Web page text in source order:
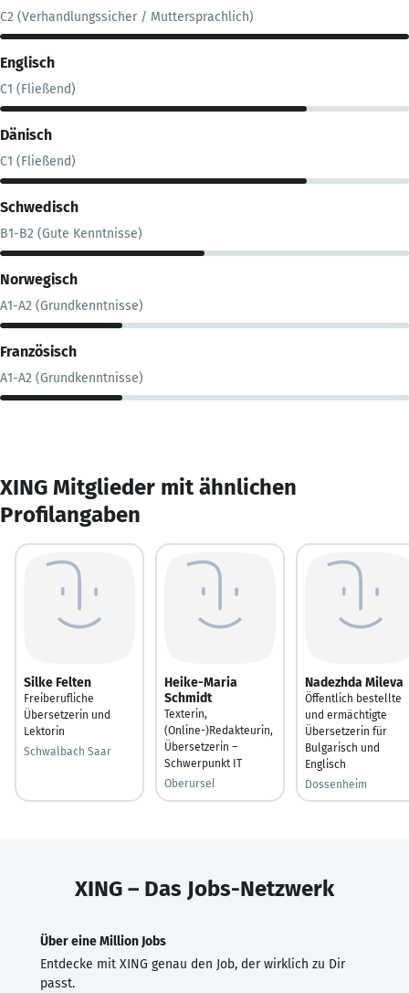
C2 (Verhandlungssicher / Muttersprachlich)
Englisch
C1 (Fließend)
Dänisch
C1 (Fließend)
Schwedisch
B1-B2 (Gute Kenntnisse)
Norwegisch
A1-A2 (Grundkenntnisse)
Französisch
A1-A2 (Grundkenntnisse)
XING Mitglieder mit ähnlichen
Profilangaben
Silke Felten
Freiberufliche
Übersetzerin und
Lektorin
Schwalbach Saar
Heike-Maria
Schmidt
Texterin,
(Online-)Redakteurin,
Übersetzerin –
Schwerpunkt IT
Oberursel
Nadezhda Mileva
Öffentlich bestellte
und ermächtigte
Übersetzerin für
Bulgarisch und
Englisch
Dossenheim
XING – Das Jobs-Netzwerk
Über eine Million Jobs
Entdecke mit XING genau den Job, der wirklich zu Dir
passt.